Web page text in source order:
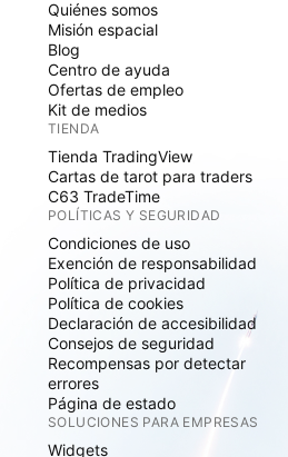
Quiénes somos
Misión espacial
Blog
Centro de ayuda
Ofertas de empleo
Kit de medios
TIENDA
Tienda TradingView
Cartas de tarot para traders
C63 TradeTime
POLÍTICAS Y SEGURIDAD
Condiciones de uso
Exención de responsabilidad
Política de privacidad
Política de cookies
Declaración de accesibilidad
Consejos de seguridad
Recompensas por detectar
errores
Página de estado
SOLUCIONES PARA EMPRESAS
Widgets